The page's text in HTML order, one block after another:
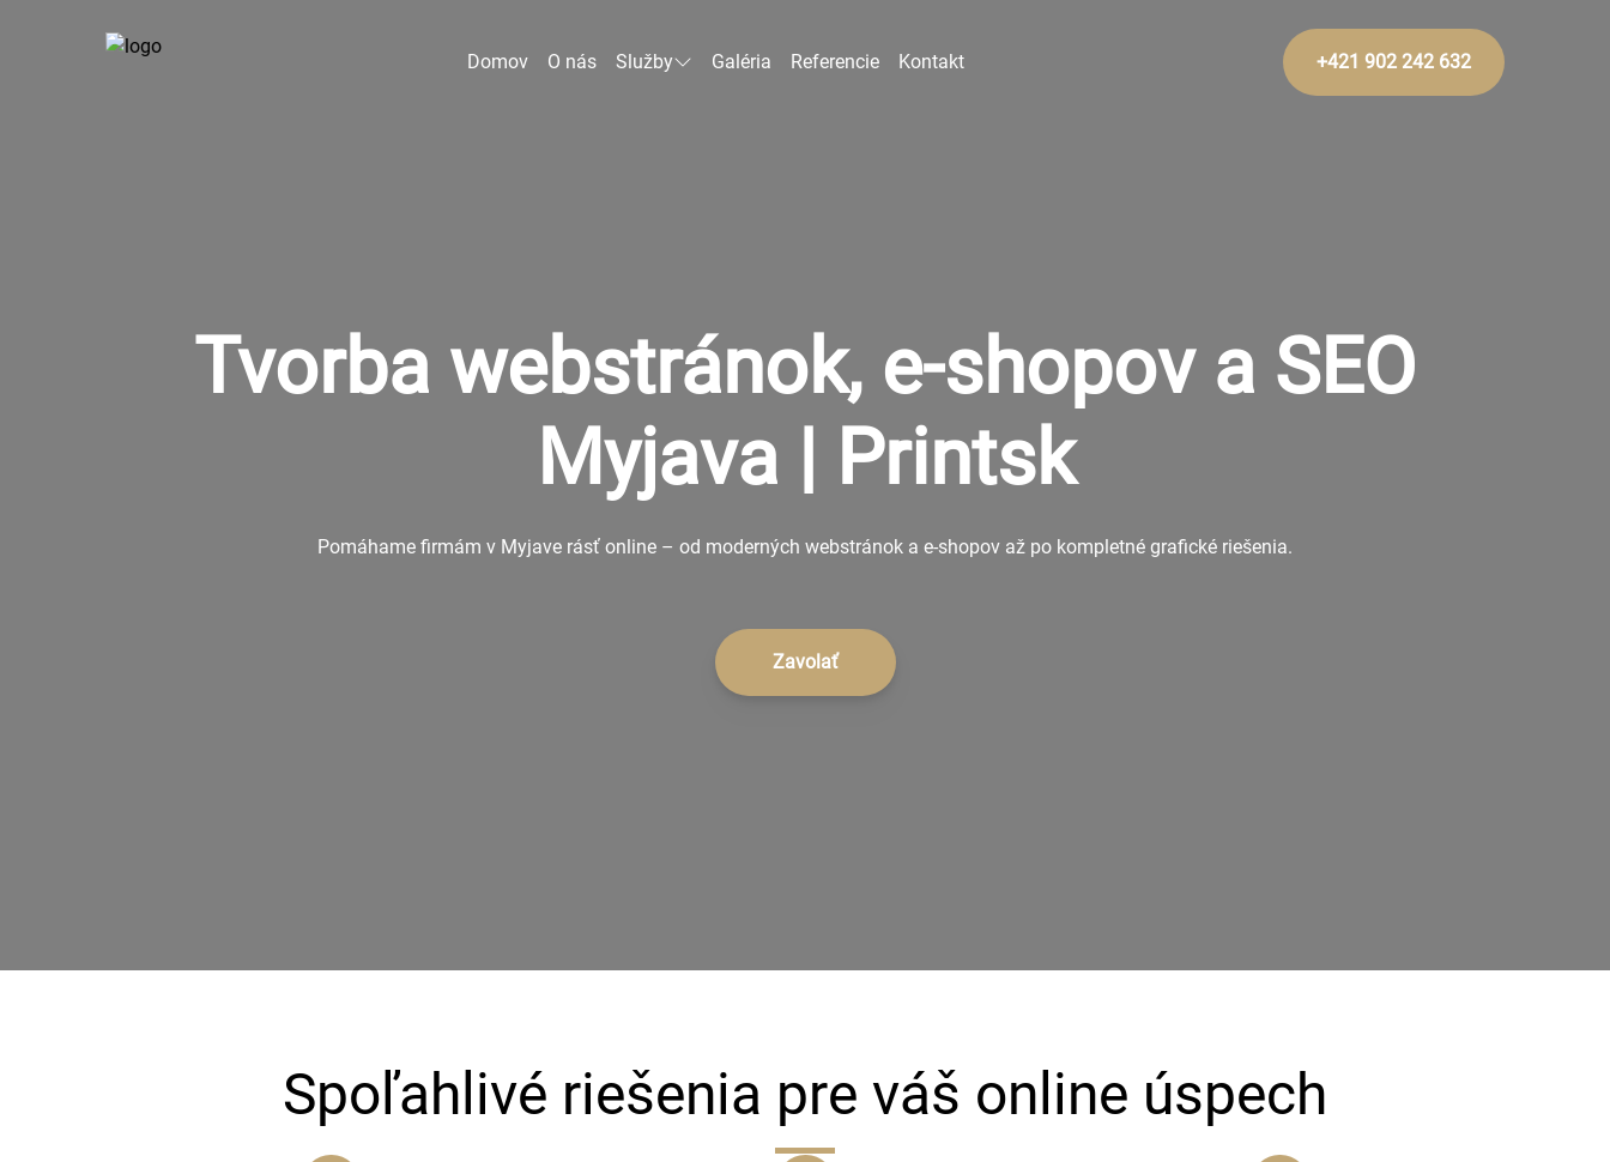
Domov O nás Služby Galéria Referencie Kontakt +421 902 242 632
Tvorba webstránok, e-shopov a SEO
Myjava | Printsk
Pomáhame firmám v Myjave rásť online – od moderných webstránok a e-shopov až po kompletné grafické riešenia.
Zavolať
Spoľahlivé riešenia pre váš online úspech